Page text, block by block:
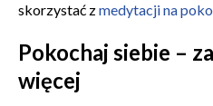
skorzystać zmedytacji na
Pokochaj siebie –
więcej